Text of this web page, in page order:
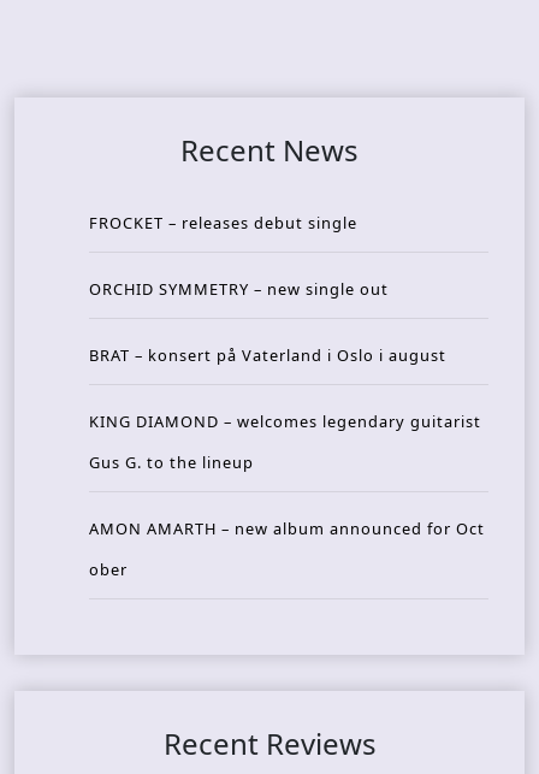
Recent News
FROCKET – releases debut single
ORCHID SYMMETRY – new single out
BRAT – konsert på Vaterland i Oslo i august
KING DIAMOND – welcomes legendary guitarist
Gus G. to the lineup
AMON AMARTH – new album announced for Oct
ober
Recent Reviews